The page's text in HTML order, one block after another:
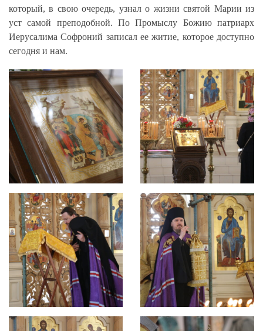
который, в свою очередь, узнал о жизни святой Марии из
уст самой преподобной. По Промыслу Божию патриарх
Иерусалима Софроний записал ее житие, которое доступно
сегодня и нам.